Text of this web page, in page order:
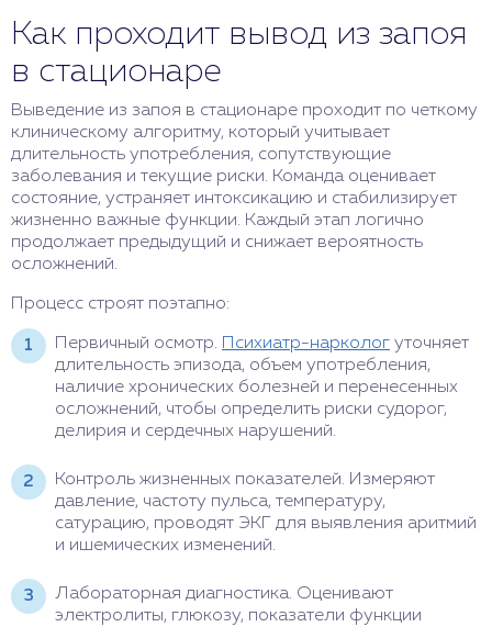
Как проходит вывод из запоя
в стационаре
Выведение из запоя в стационаре проходит по четкому
клиническому алгоритму, который учитывает
длительность употребления, сопутствующие
заболевания и текущие риски. Команда оценивает
состояние, устраняет интоксикацию и стабилизирует
жизненно важные функции. Каждый этап логично
продолжает предыдущий и снижает вероятность
осложнений.
Процесс строят поэтапно:
Первичный осмотр. Психиатр-нарколог уточняет
длительность эпизода, объем употребления,
наличие хронических болезней и перенесенных
осложнений, чтобы определить риски судорог,
делирия и сердечных нарушений.
Контроль жизненных показателей. Измеряют
давление, частоту пульса, температуру,
сатурацию, проводят ЭКГ для выявления аритмий
и ишемических изменений.
Лабораторная диагностика. Оценивают
электролиты, глюкозу, показатели функции